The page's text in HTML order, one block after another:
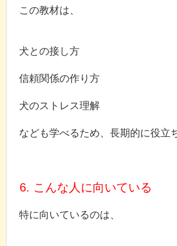
この教材は、
犬との接し方
信頼関係の作り方
犬のストレス理解
なども学べるため、長期的に役立
6. こんな人に向いている
特に向いているのは、